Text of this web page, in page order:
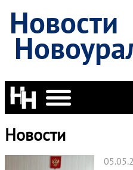
Новости
Новости